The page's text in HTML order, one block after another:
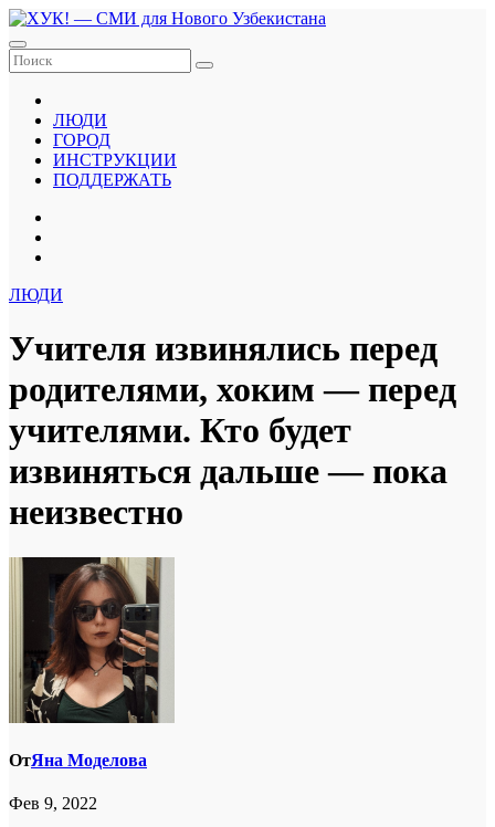
Перейти
к
содержанию
ЛЮДИ
ГОРОД
ИНСТРУКЦИИ
ПОДДЕРЖАТЬ
ЛЮДИ
Учителя извинялись перед
родителями, хоким — перед
учителями. Кто будет
извиняться дальше — пока
неизвестно
ОтЯна Моделова
Фев 9, 2022